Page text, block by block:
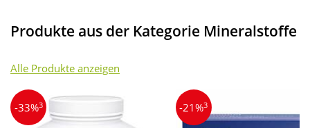
Produkte aus der Kategorie Mineralstoffe
Alle Produkte anzeigen
-33%3 -21%3